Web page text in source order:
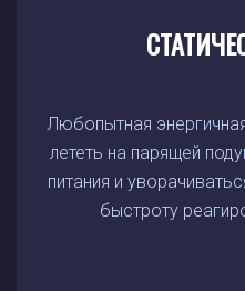
Любопытная
лететь на парящей
питания и
быстроту